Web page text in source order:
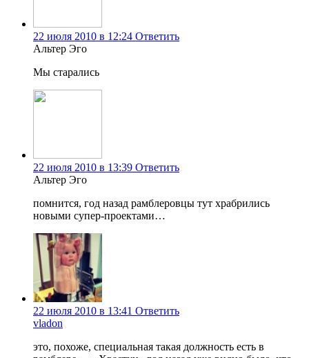
22 июля 2010 в 12:24 Ответить
Альтер Эго
Мы старались
22 июля 2010 в 13:39 Ответить
Альтер Эго
помнится, год назад рамблеровцы тут храбрились
новыми супер-проектами…
22 июля 2010 в 13:41 Ответить
vladon
это, похоже, специальная такая должность есть в